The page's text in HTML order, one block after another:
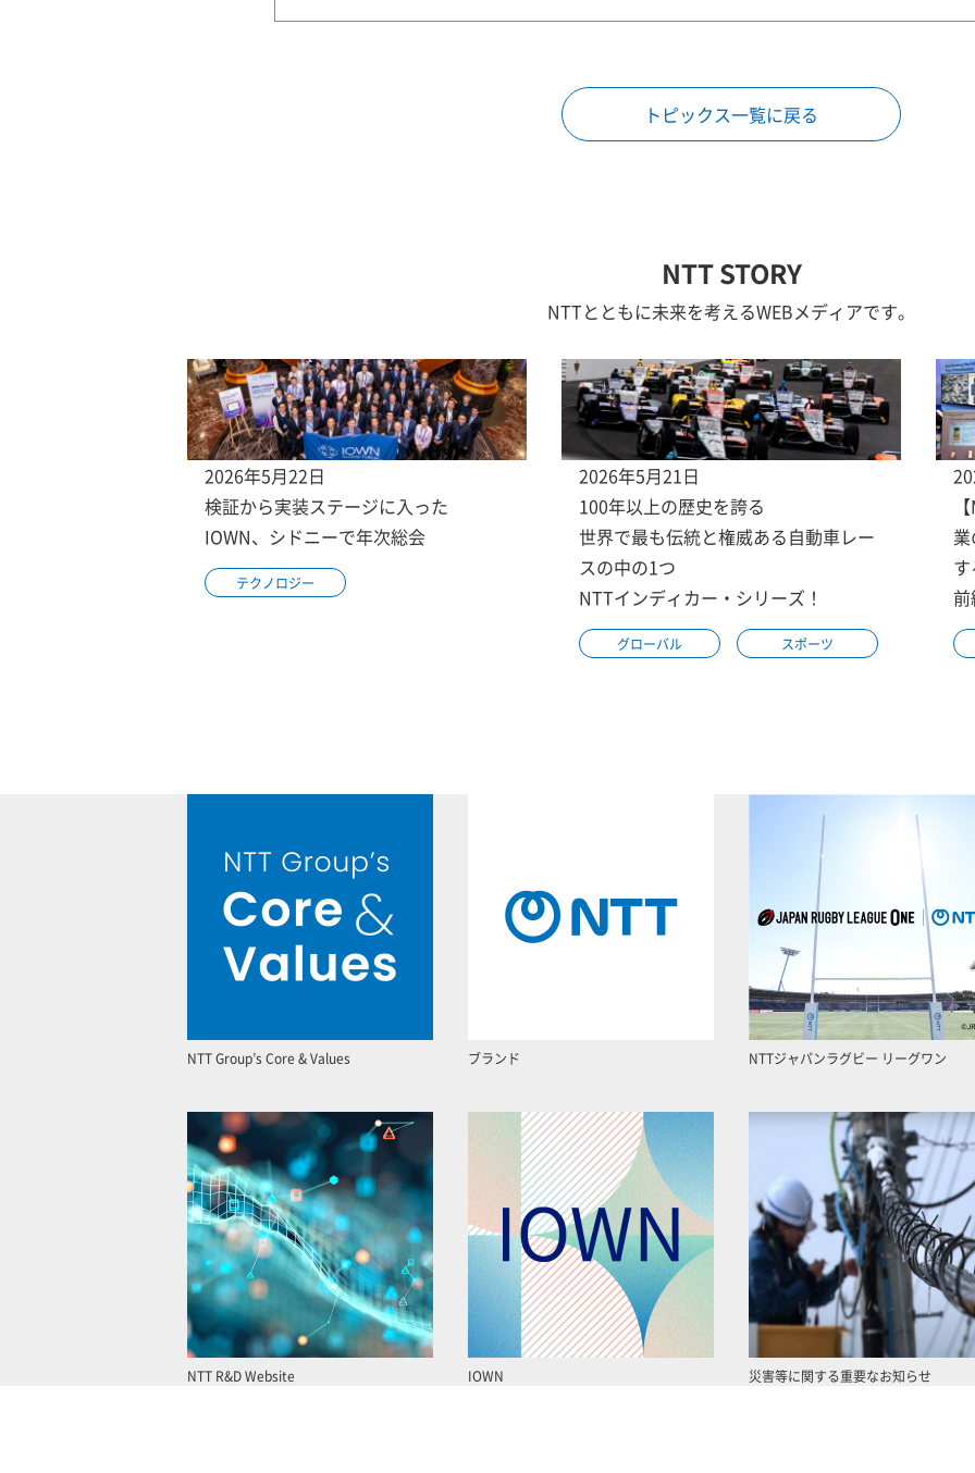
トピックス一覧に戻る
NTT STORY
NTTとともに未来を考えるWEBメディアです。
2026年5月22日
検証から実装ステージに入った
IOWN、シドニーで年次総会
テクノロジー
2026年5月21日
100年以上の歴史を誇る
世界で最も伝統と権威ある自動車レー
スの中の1つ
NTTインディカー・シリーズ！
グローバル スポーツ
NTT Group’s Core & Values ブランド NTTジャパンラグビー リーグワン
NTT R&D Website IOWN 災害等に関する重要なお知らせ